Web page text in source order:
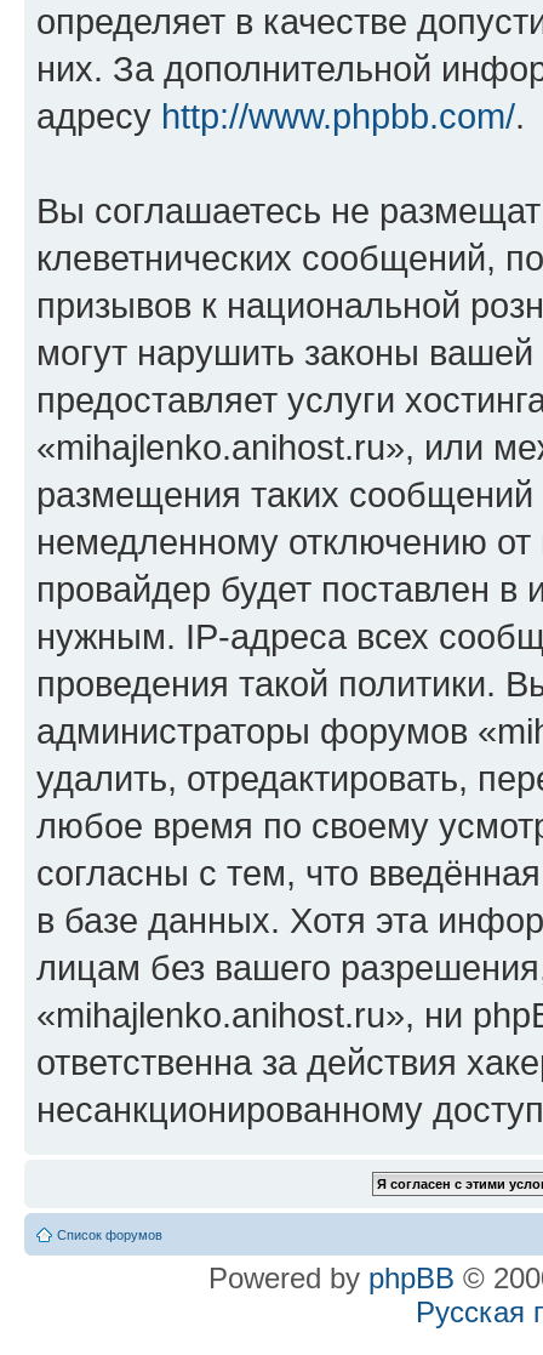
определяет в качестве
них. За дополнительной
адресу http://www.phpbb.com/.
Вы соглашаетесь не
клеветнических сообщений,
призывов к национальной
могут нарушить законы
предоставляет услуги
«mihajlenko.anihost.ru», или
размещения таких
немедленному отключению
провайдер будет поставлен в
нужным. IP-адреса всех
проведения такой политики.
администраторы форумов
удалить, отредактировать,
любое время по своему
согласны с тем, что
в базе данных. Хотя эта
лицам без вашего
«mihajlenko.anihost.ru», ни
ответственна за действия
несанкционированному
Список форумов
Powered by phpBB ©
Русская